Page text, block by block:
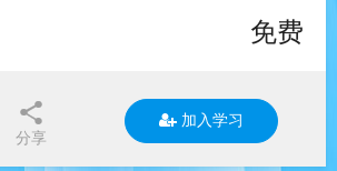
免费
分享
加入学习